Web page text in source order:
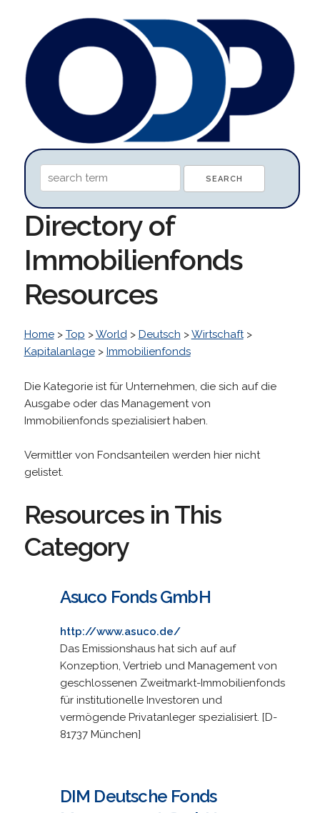
Directory of
Immobilienfonds
Resources
Home> Top >World> Deutsch >Wirtschaft>
Kapitalanlage> Immobilienfonds
Die Kategorie ist für Unternehmen, die sich auf die
Ausgabe oder das Management von
Immobilienfonds spezialisiert haben.
Vermittler von Fondsanteilen werden hier nicht
gelistet.
Resources in This
Category
Asuco Fonds GmbH
http://www.asuco.de/
Das Emissionshaus hat sich auf auf
Konzeption, Vertrieb und Management von
geschlossenen Zweitmarkt-Immobilienfonds
für institutionelle Investoren und
vermögende Privatanleger spezialisiert. [D-
81737 München]
DIM Deutsche Fonds